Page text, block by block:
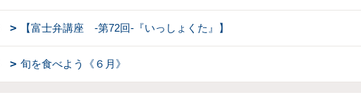
【富士弁講座 -第72回-『いっしょくた』】
旬を食べよう《６月》